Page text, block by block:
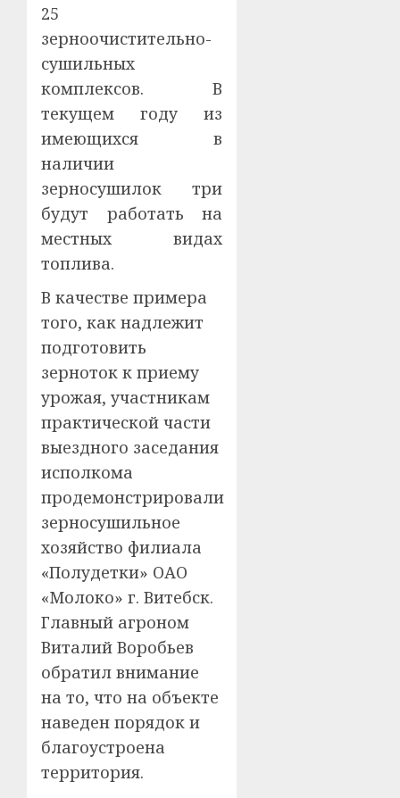
25
зерноочистительно-
сушильных
комплексов. В
текущем году из
имеющихся в
наличии
зерносушилок три
будут работать на
местных видах
топлива.
В качестве примера
того, как надлежит
подготовить
зерноток к приему
урожая, участникам
практической части
выездного заседания
исполкома
продемонстрировали
зерносушильное
хозяйство филиала
«Полудетки» ОАО
«Молоко» г. Витебск.
Главный агроном
Виталий Воробьев
обратил внимание
на то, что на объекте
наведен порядок и
благоустроена
территория.